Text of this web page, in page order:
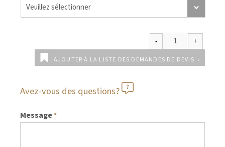
AJOUTER À LA LISTE DES DEMANDES DE DEVIS
Avez-vous des questions?
Message*